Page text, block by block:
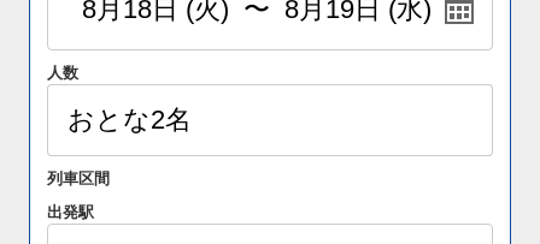
人数
列車区間
出発駅